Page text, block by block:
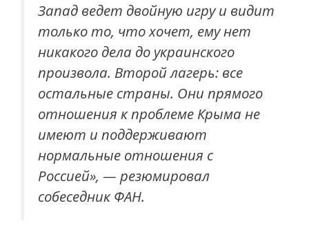
Запад ведет двойную игру и видит
только то, что хочет, ему нет
никакого дела до украинского
произвола. Второй лагерь: все
остальные страны. Они прямого
отношения к проблеме Крыма не
имеют и поддерживают
нормальные отношения с
Россией», — резюмировал
собеседник ФАН.